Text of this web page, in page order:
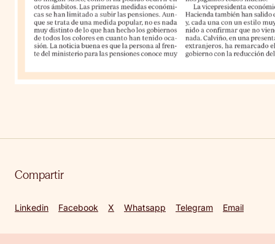
Compartir
Linkedin Facebook X Whatsapp Telegram Email